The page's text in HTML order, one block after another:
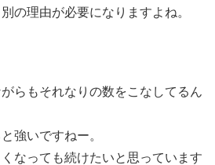
の理由が必要になりますよね。
らもそれなりの数をこなしてるん
強いですねー。
なっても続けたいと思っています